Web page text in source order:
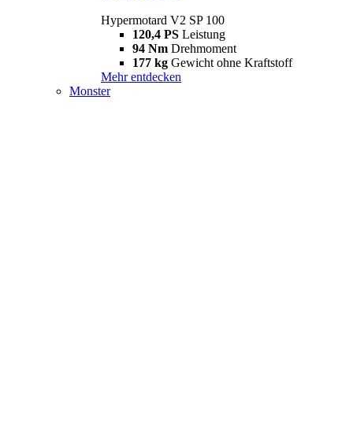
Hypermotard V2 SP 100
120,4 PS Leistung
94 Nm Drehmoment
177 kg Gewicht ohne Kraftstoff
Mehr entdecken
Monster